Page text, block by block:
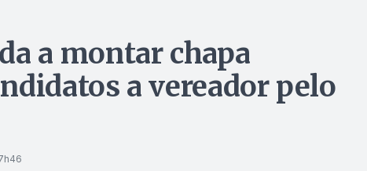
a montar chapa
a vereador pelo